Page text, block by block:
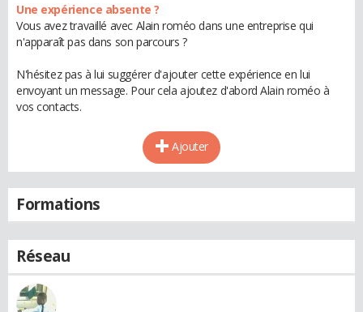
Une expérience absente ?
Vous avez travaillé avec Alain roméo dans une entreprise qui
n'apparaît pas dans son parcours ?
N'hésitez pas à lui suggérer d'ajouter cette expérience en lui
envoyant un message. Pour cela ajoutez d'abord Alain roméo à
vos contacts.
Ajouter
Formations
Réseau